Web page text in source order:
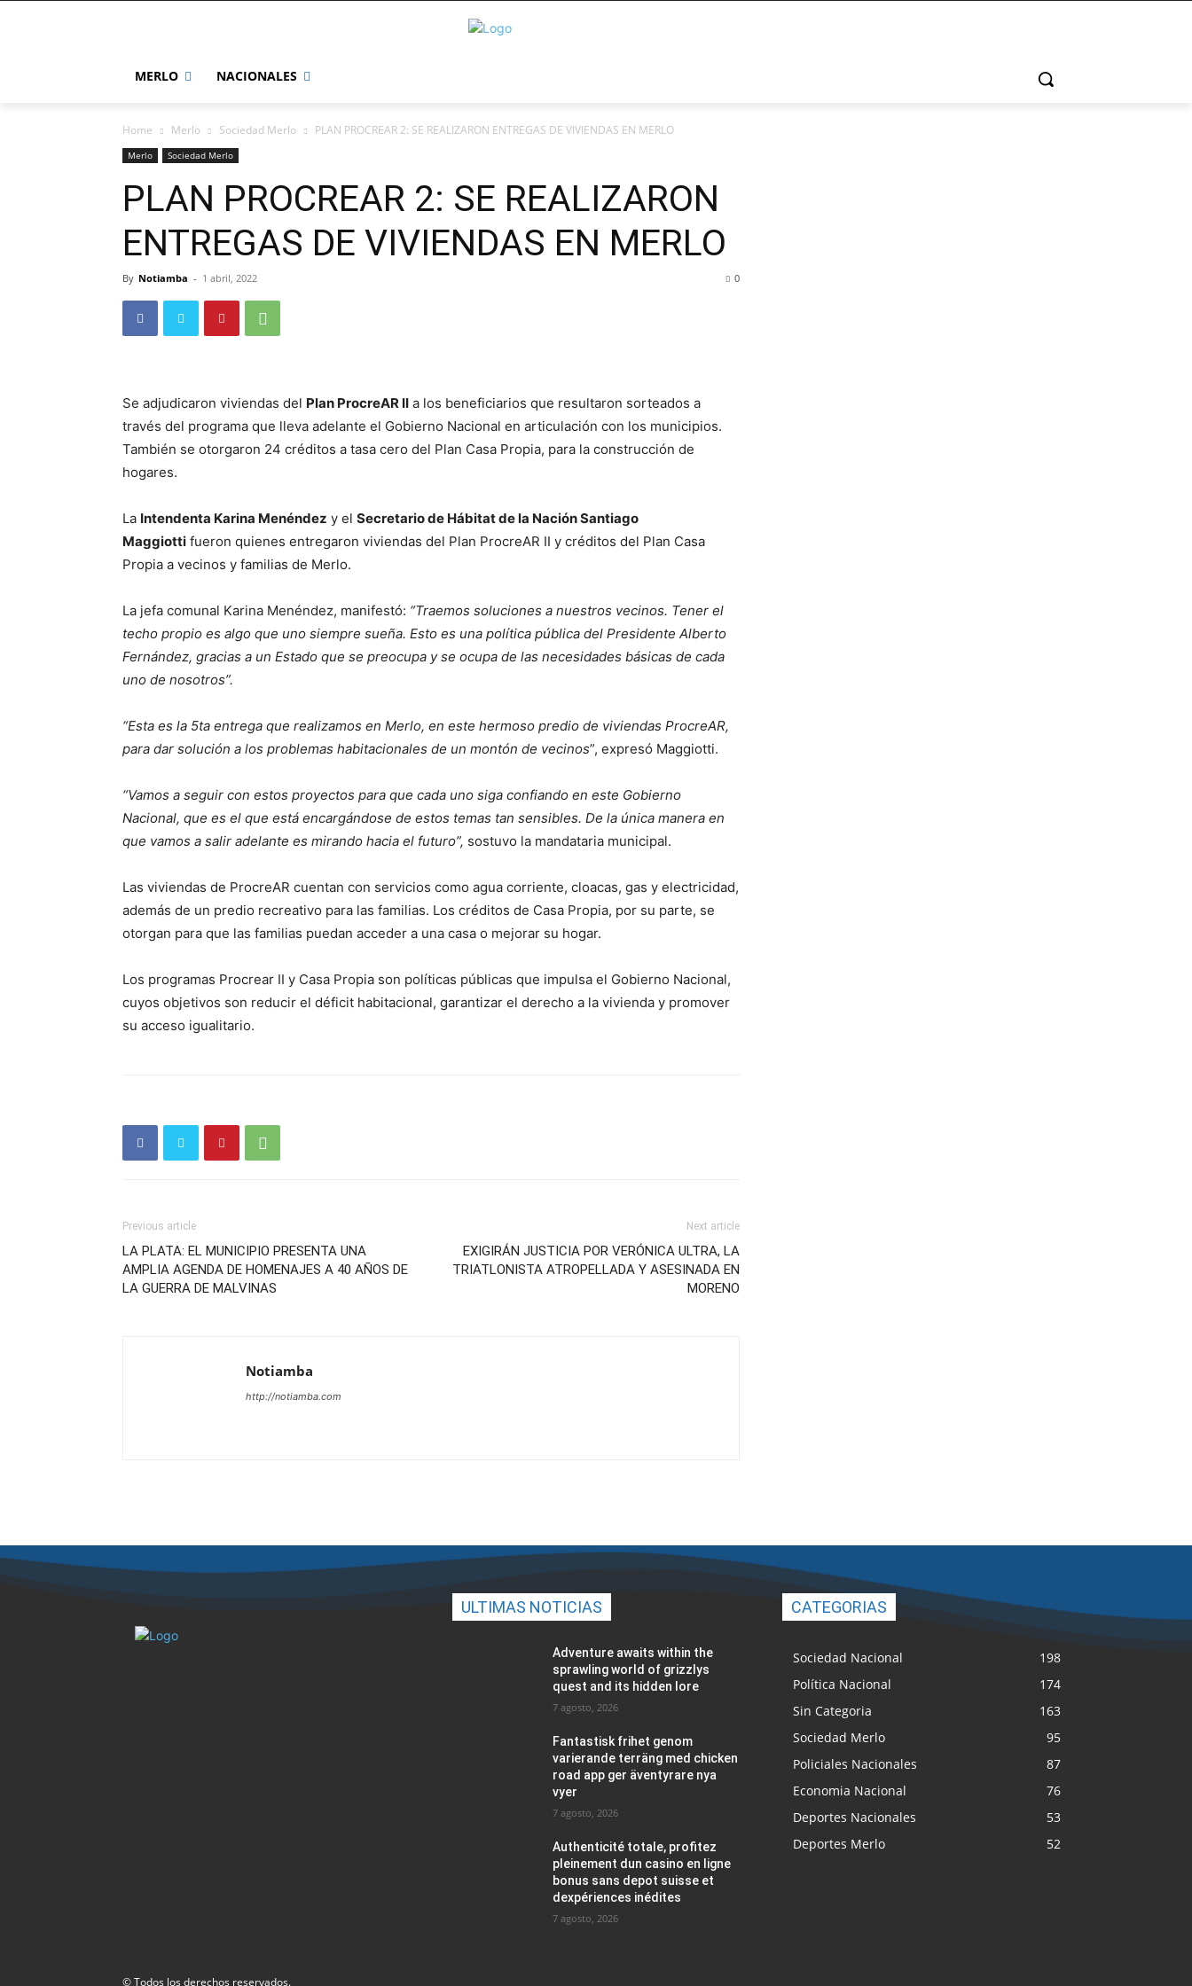
MERLO NACIONALES
Home Merlo Sociedad Merlo PLAN PROCREAR 2: SE REALIZARON ENTREGAS DE VIVIENDAS EN MERLO
Merlo Sociedad Merlo
PLAN PROCREAR 2: SE REALIZARON
ENTREGAS DE VIVIENDAS EN MERLO
By Notiamba - 1 abril, 2022 0
Se adjudicaron viviendas del Plan ProcreAR II a los beneficiarios que resultaron sorteados a
través del programa que lleva adelante el Gobierno Nacional en articulación con los municipios.
También se otorgaron 24 créditos a tasa cero del Plan Casa Propia, para la construcción de
hogares.
La Intendenta Karina Menéndez y el Secretario de Hábitat de la Nación Santiago
Maggiotti fueron quienes entregaron viviendas del Plan ProcreAR II y créditos del Plan Casa
Propia a vecinos y familias de Merlo.
La jefa comunal Karina Menéndez, manifestó: “Traemos soluciones a nuestros vecinos. Tener el
techo propio es algo que uno siempre sueña. Esto es una política pública del Presidente Alberto
Fernández, gracias a un Estado que se preocupa y se ocupa de las necesidades básicas de cada
uno de nosotros”.
“Esta es la 5ta entrega que realizamos en Merlo, en este hermoso predio de viviendas ProcreAR,
para dar solución a los problemas habitacionales de un montón de vecinos”, expresó Maggiotti.
“Vamos a seguir con estos proyectos para que cada uno siga confiando en este Gobierno
Nacional, que es el que está encargándose de estos temas tan sensibles. De la única manera en
que vamos a salir adelante es mirando hacia el futuro”, sostuvo la mandataria municipal.
Las viviendas de ProcreAR cuentan con servicios como agua corriente, cloacas, gas y electricidad,
además de un predio recreativo para las familias. Los créditos de Casa Propia, por su parte, se
otorgan para que las familias puedan acceder a una casa o mejorar su hogar.
Los programas Procrear II y Casa Propia son políticas públicas que impulsa el Gobierno Nacional,
cuyos objetivos son reducir el déficit habitacional, garantizar el derecho a la vivienda y promover
su acceso igualitario.
Previous article
LA PLATA: EL MUNICIPIO PRESENTA UNA
AMPLIA AGENDA DE HOMENAJES A 40 AÑOS DE
LA GUERRA DE MALVINAS
Next article
EXIGIRÁN JUSTICIA POR VERÓNICA ULTRA, LA
TRIATLONISTA ATROPELLADA Y ASESINADA EN
MORENO
Notiamba
http://notiamba.com
ULTIMAS NOTICIAS
Adventure awaits within the
sprawling world of grizzlys
quest and its hidden lore
7 agosto, 2026
Fantastisk frihet genom
varierande terräng med chicken
road app ger äventyrare nya
vyer
7 agosto, 2026
Authenticité totale, profitez
pleinement dun casino en ligne
bonus sans depot suisse et
dexpériences inédites
7 agosto, 2026
CATEGORIAS
Sociedad Nacional
198
Política Nacional
174
Sin Categoria
163
Sociedad Merlo
95
Policiales Nacionales
87
Economia Nacional
76
Deportes Nacionales
53
Deportes Merlo
52
© Todos los derechos reservados.